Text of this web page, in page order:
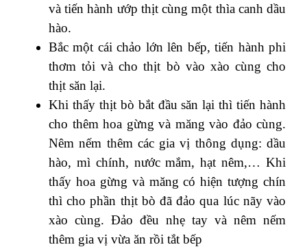
và tiến hành ướp thịt cùng một thìa canh dầu
hào.
Bắc một cái chảo lớn lên bếp, tiến hành phi
thơm tỏi và cho thịt bò vào xào cùng cho
thịt săn lại.
Khi thấy thịt bò bắt đầu săn lại thì tiến hành
cho thêm hoa gừng và măng vào đảo cùng.
Nêm nếm thêm các gia vị thông dụng: dầu
hào, mì chính, nước mắm, hạt nêm,… Khi
thấy hoa gừng và măng có hiện tượng chín
thì cho phần thịt bò đã đảo qua lúc nãy vào
xào cùng. Đảo đều nhẹ tay và nêm nếm
thêm gia vị vừa ăn rồi tắt bếp